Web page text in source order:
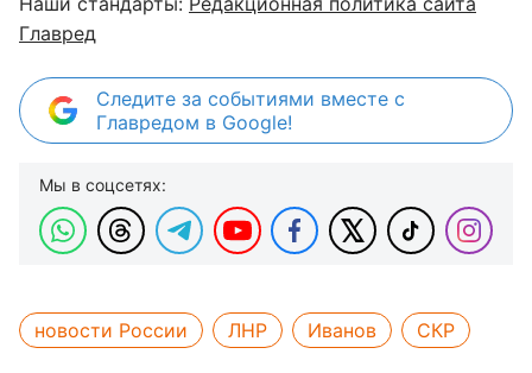
Главред
Следите за событиями вместе с
Главредом в Google!
Мы в соцсетях:
новости России ЛНР Иванов СКР